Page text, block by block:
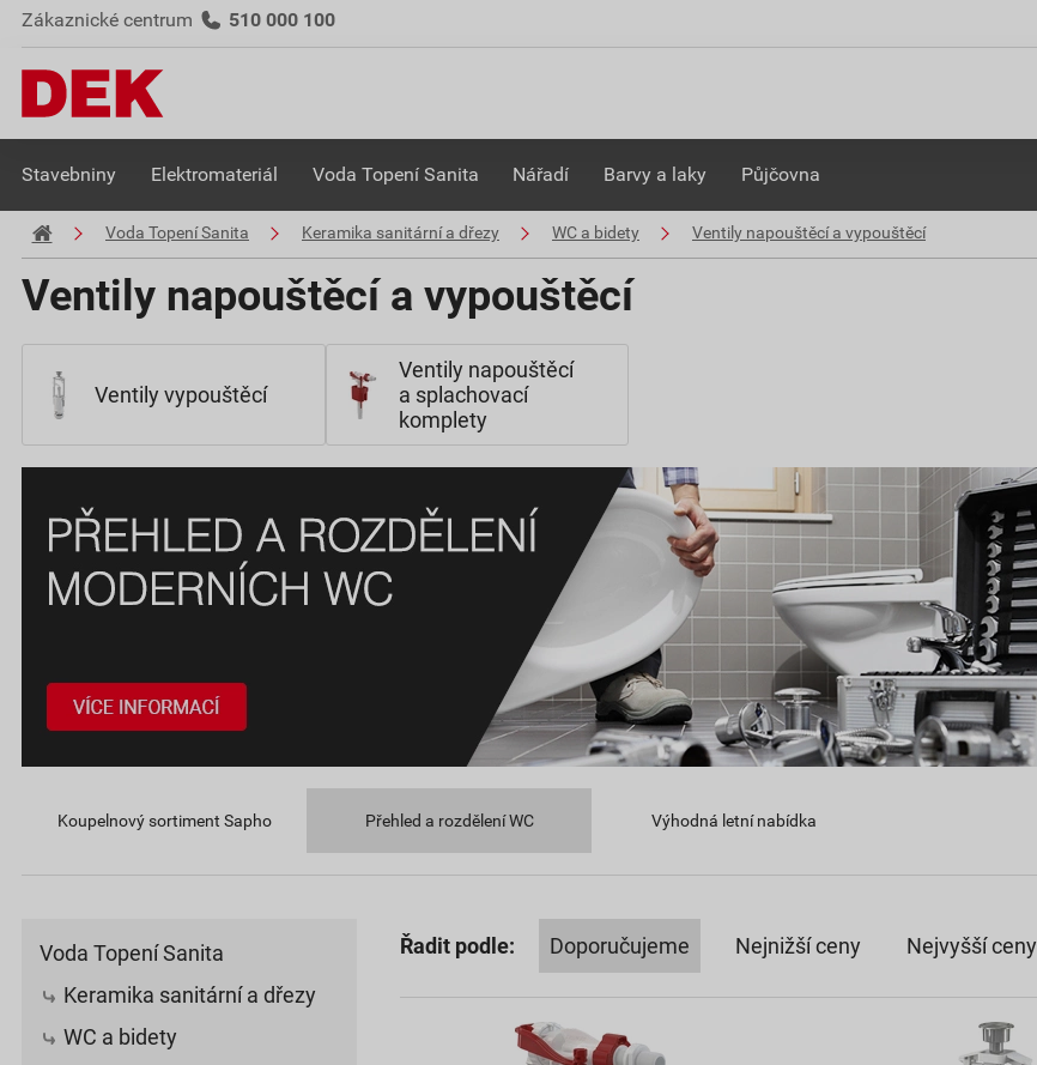
Zákaznické centrum 510 000 100
Stavebniny Elektromateriál Voda Topení Sanita Nářadí Barvy a laky Půjčovna
Voda Topení Sanita Keramika sanitární a dřezy WC a bidety Ventily napouštěcí a vypouštěcí
Ventily napouštěcí a vypouštěcí
Ventily vypouštěcí
Ventily napouštěcí
a splachovací
komplety
Koupelnový sortiment Sapho Přehled a rozdělení WC Výhodná letní nabídka
Voda Topení Sanita
Keramika sanitární a dřezy
WC a bidety
Řadit podle: Doporučujeme Nejnižší ceny Nejvyšší ceny